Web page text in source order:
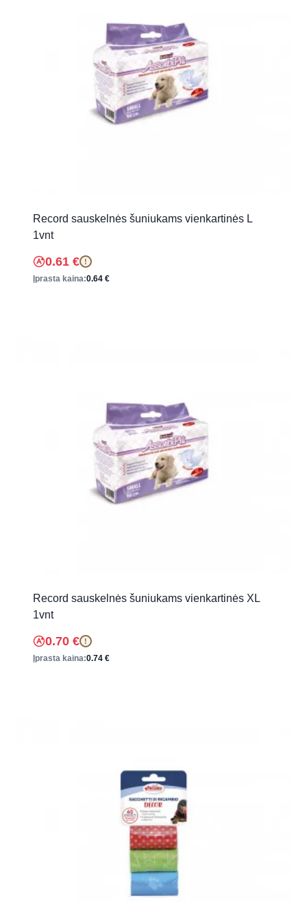
Record sauskelnės šuniukams vienkartinės L
1vnt
0.61 € !
Įprasta kaina:0.64 €
Record sauskelnės šuniukams vienkartinės XL
1vnt
0.70 € !
Įprasta kaina:0.74 €